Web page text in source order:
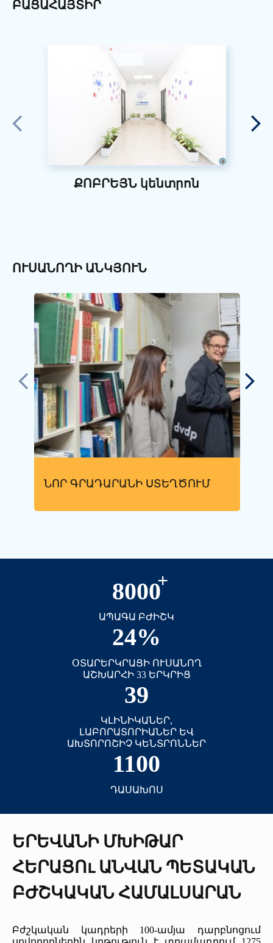
ԲԱՑԱՀԱՅՏԻՐ
ՔՈԲՐԵՅՆ կենտրոն
ՈՒՍԱՆՈՂԻ ԱՆԿՅՈՒՆ
ՆՈՐ ԳՐԱԴԱՐԱՆԻ ՍՏԵՂԾՈՒՄ
8000+
ԱՊԱԳԱ ԲԺԻՇԿ
24%
ՕՏԱՐԵՐԿՐԱՑԻ ՈՒՍԱՆՈՂ
ԱՇԽԱՐՀԻ 33 ԵՐԿՐԻՑ
39
ԿԼԻՆԻԿԱՆԵՐ,
ԼԱԲՈՐԱՏՈՐԻԱՆԵՐ ԵՎ
ԱԽՏՈՐՈՇԻՉ ԿԵՆՏՐՈՆՆԵՐ
1100
ԴԱՍԱԽՈՍ
ԵՐԵՎԱՆԻ ՄԽԻԹԱՐ
ՀԵՐԱՑՈւ ԱՆՎԱՆ ՊԵՏԱԿԱՆ
ԲԺՇԿԱԿԱՆ ՀԱՄԱԼՍԱՐԱՆ
Բժշկական կադրերի 100-ամյա դարբնոցում